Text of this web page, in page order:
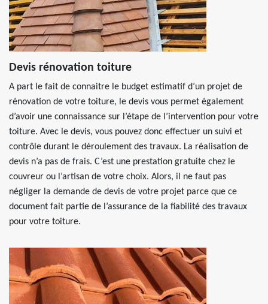
Devis rénovation toiture
A part le fait de connaitre le budget estimatif d’un projet de
rénovation de votre toiture, le devis vous permet également
d’avoir une connaissance sur l’étape de l’intervention pour votre
toiture. Avec le devis, vous pouvez donc effectuer un suivi et
contrôle durant le déroulement des travaux. La réalisation de
devis n’a pas de frais. C’est une prestation gratuite chez le
couvreur ou l’artisan de votre choix. Alors, il ne faut pas
négliger la demande de devis de votre projet parce que ce
document fait partie de l’assurance de la fiabilité des travaux
pour votre toiture.